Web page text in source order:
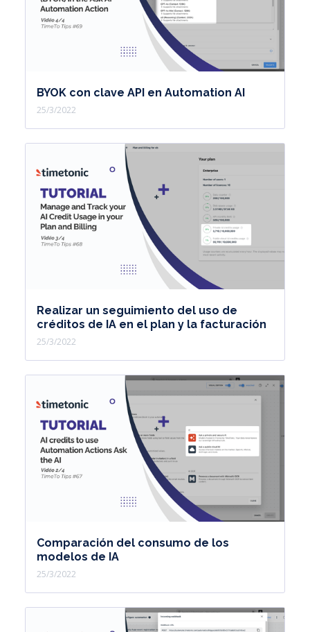
BYOK con clave API en Automation AI
25/3/2022
Realizar un seguimiento del uso de
créditos de IA en el plan y la facturación
25/3/2022
Comparación del consumo de los
modelos de IA
25/3/2022